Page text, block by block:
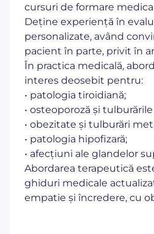
cursuri de formare
Deține experiență în
personalizate, având
pacient în parte, privit în
În practica medicală,
interes deosebit pentru:
• patologia tiroidiană;
• osteoporoză și
• obezitate și tulburări
• patologia hipofizară;
• afecțiuni ale glandelor
Abordarea terapeutică
ghiduri medicale
empatie și încredere, cu